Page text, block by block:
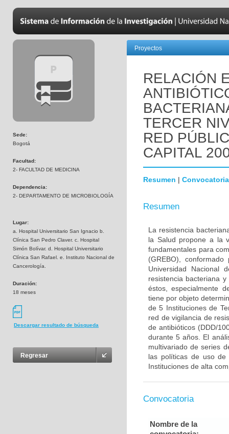
Sede:
Bogotá
Facultad:
2- FACULTAD DE MEDICINA
Dependencia:
2- DEPARTAMENTO DE MICROBIOLOGÍA
Lugar:
a. Hospital Universitario San Ignacio b.
Clínica San Pedro Claver. c. Hospital
Simón Bolívar. d. Hospital Universitario
Clínica San Rafael. e. Instituto Nacional de
Cancerología.
Duración:
18 meses
Descargar resultado de búsqueda
Regresar
Proyectos
RELACIÓN
TERCER
RED
CAPITAL
Resumen | Convocatoria
Resumen
La resistencia
la Salud propone a la
fundamentales para
(GREBO),
Universidad Nacional
resistencia bacteriana
éstos, especialmente
tiene por objeto
de 5 Instituciones de
red de vigilancia de
de antibióticos (DDD/
durante 5 años. El
multivariado de series
las políticas de uso de
Instituciones de alta
Convocatoria
Nombre de la